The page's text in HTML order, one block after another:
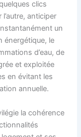
clics
anticiper
un
énergétique, le
d’eau, de
et exploitée
en évitant les
annuelle.
la cohérence